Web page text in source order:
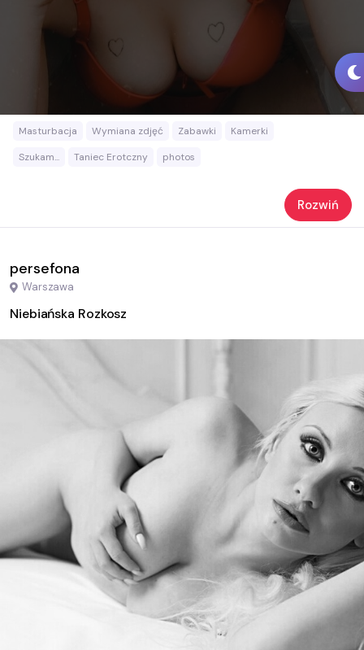
Masturbacja Wymiana zdjęć Zabawki
Kamerki
Szukam...
Taniec Erotczny photos
Rozwiń
persefona
Warszawa
Niebiańska Rozkosz